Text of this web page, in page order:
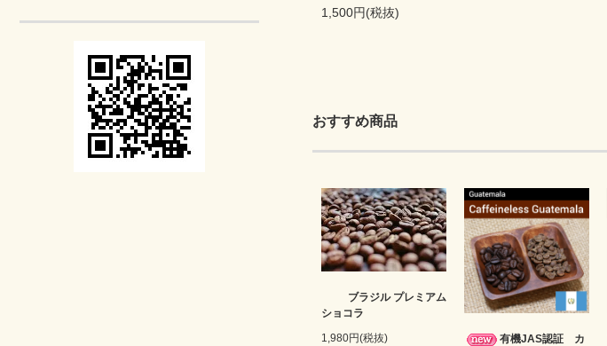
1,500円(税抜)
おすすめ商品
ブラジル プレミアム
ショコラ
1,980円(税抜)
有機JAS認証 カ